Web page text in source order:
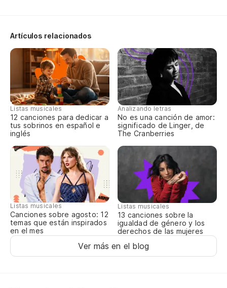
Artículos relacionados
Listas musicales
12 canciones para dedicar a
tus sobrinos en español e
inglés
Analizando letras
No es una canción de amor:
significado de Linger, de
The Cranberries
Listas musicales
Canciones sobre agosto: 12
temas que están inspirados
en el mes
Listas musicales
13 canciones sobre la
igualdad de género y los
derechos de las mujeres
Ver más en el blog